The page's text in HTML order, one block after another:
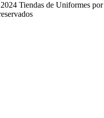
Tiendas de Uniformes por